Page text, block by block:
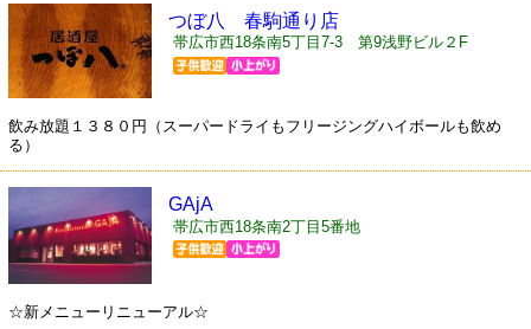
つぼ八 春駒通り店
帯広市西18条南5丁目7-3 第9浅野ビル２F
飲み放題１３８０円（スーパードライもフリージングハイボールも飲め
る）
GAjA
帯広市西18条南2丁目5番地
☆新メニューリニューアル☆